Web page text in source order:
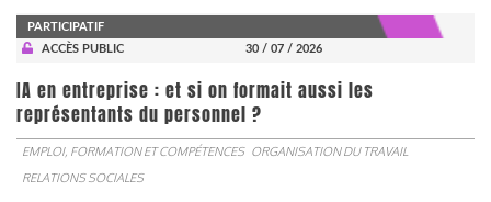
PARTICIPATIF
ACCÈS PUBLIC
30 / 07 / 2026
IA en entreprise : et si on formait aussi les
représentants du personnel ?
EMPLOI, FORMATION ET COMPÉTENCES ORGANISATION DU TRAVAIL
RELATIONS SOCIALES